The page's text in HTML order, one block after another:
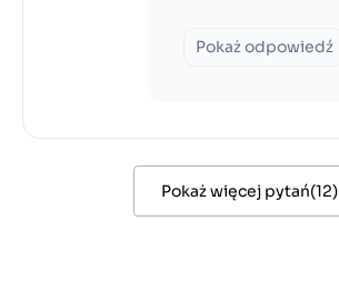
Pokaż odpowiedź
Pokaż więcej pytań(12)